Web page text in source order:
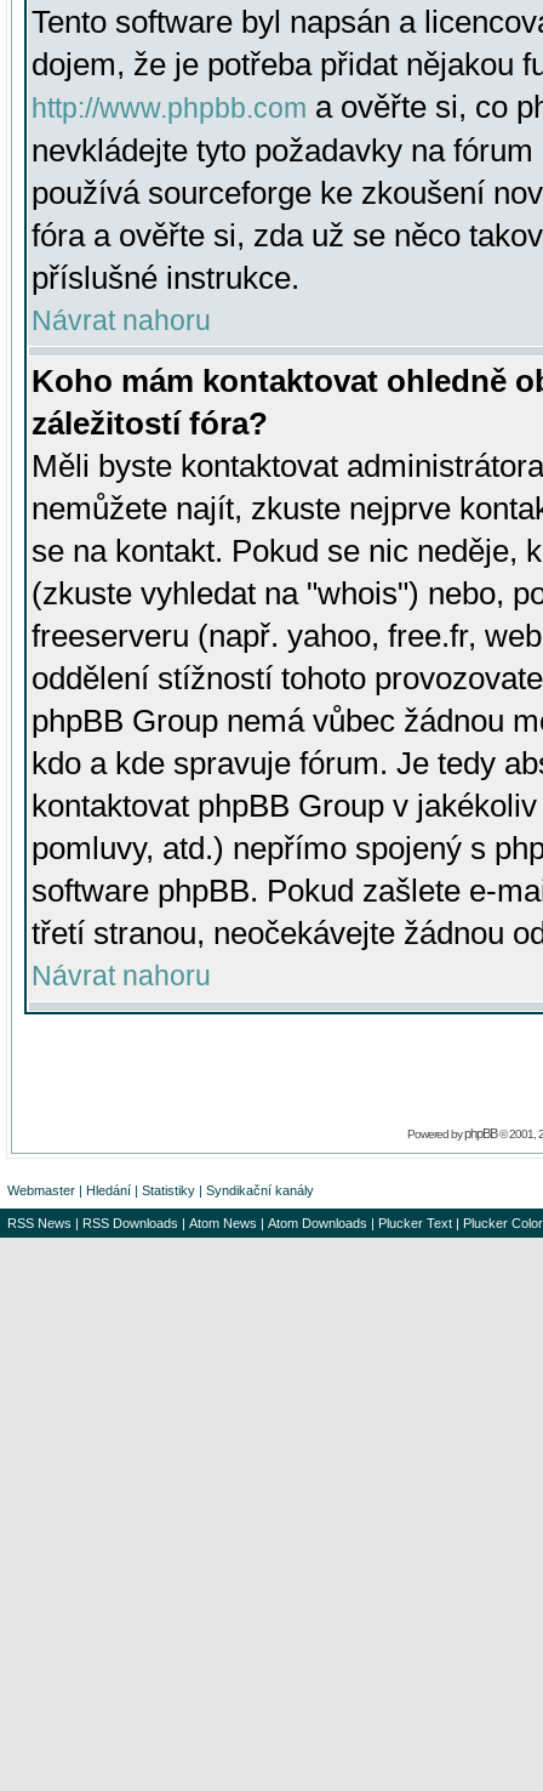
Tento software byl napsán a
dojem, že je potřeba přidat nějakou
http://www.phpbb.com a ověřte si, co
nevkládejte tyto požadavky na
používá sourceforge ke zkoušení
fóra a ověřte si, zda už se něco
příslušné instrukce.
Návrat nahoru
Koho mám kontaktovat ohledně
záležitostí fóra?
Měli byste kontaktovat
nemůžete najít, zkuste nejprve
se na kontakt. Pokud se nic neděje,
(zkuste vyhledat na "whois") nebo,
freeserveru (např. yahoo, free.fr,
oddělení stížností tohoto
phpBB Group nemá vůbec žádnou
kdo a kde spravuje fórum. Je tedy
kontaktovat phpBB Group v
pomluvy, atd.) nepřímo spojený s
software phpBB. Pokud zašlete e-
třetí stranou, neočekávejte žádnou
Návrat nahoru
Powered byphpBB© 2001,
Webmaster | Hledání | Statistiky | Syndikační kanály
RSS News | RSS Downloads | Atom News | Atom Downloads | Plucker Text | Plucker Color